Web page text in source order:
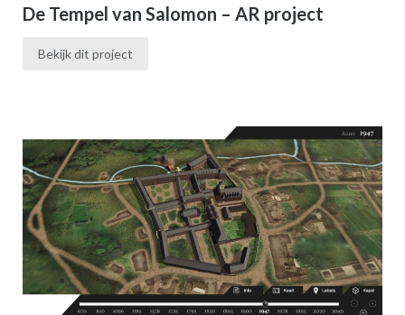
De Tempel van Salomon – AR project
Bekijk dit project